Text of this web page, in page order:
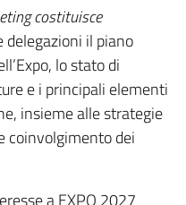
costituisce
delegazioni il piano
lo stato di
e i principali elementi
insieme alle strategie
coinvolgimento dei
a EXPO 2027